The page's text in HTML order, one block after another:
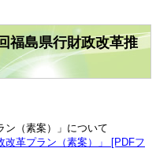
福島県行財政改革推
（素案）」について
改革プラン（素案）」 [PDFフ